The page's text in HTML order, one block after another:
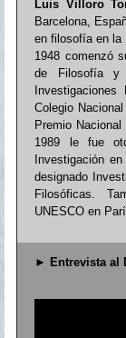
Luis Villoro
Barcelona,
en filosofía en la
1948 comenzó
de Filosofía y
Colegio
Premio
1989 le fue
Investigación
designado
Filosóficas.
UNESCO en
► Entrevista al